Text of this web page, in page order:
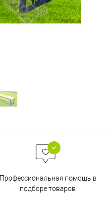
Профессиональная помощь в
подборе товаров